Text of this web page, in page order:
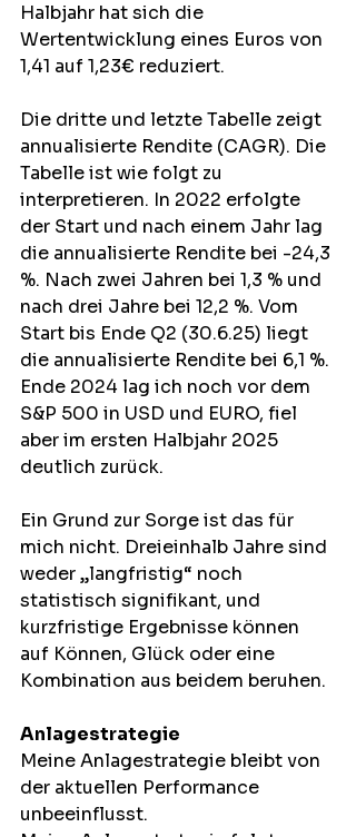
Halbjahr hat sich die
Wertentwicklung eines Euros von
1,41 auf 1,23€ reduziert.
Die dritte und letzte Tabelle zeigt
annualisierte Rendite (CAGR). Die
Tabelle ist wie folgt zu
interpretieren. In 2022 erfolgte
der Start und nach einem Jahr lag
die annualisierte Rendite bei -24,3
%. Nach zwei Jahren bei 1,3 % und
nach drei Jahre bei 12,2 %. Vom
Start bis Ende Q2 (30.6.25) liegt
die annualisierte Rendite bei 6,1 %.
Ende 2024 lag ich noch vor dem
S&P 500 in USD und EURO, fiel
aber im ersten Halbjahr 2025
deutlich zurück.
Ein Grund zur Sorge ist das für
mich nicht. Dreieinhalb Jahre sind
weder „langfristig“ noch
statistisch signifikant, und
kurzfristige Ergebnisse können
auf Können, Glück oder eine
Kombination aus beidem beruhen.
Anlagestrategie
Meine Anlagestrategie bleibt von
der aktuellen Performance
unbeeinflusst.